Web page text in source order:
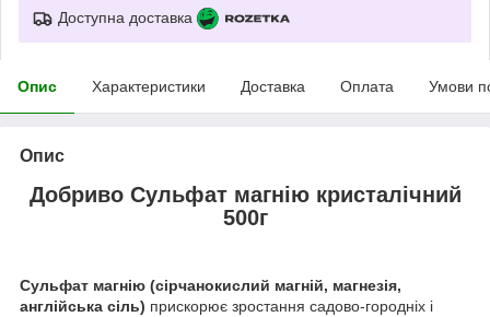
Доступна доставка
Опис Характеристики Доставка Оплата Умови
Опис
Добриво Сульфат магнію кристалічний
500г
Сульфат магнію (сірчанокислий магній, магнезія,
англійська сіль) прискорює зростання садово-городніх і